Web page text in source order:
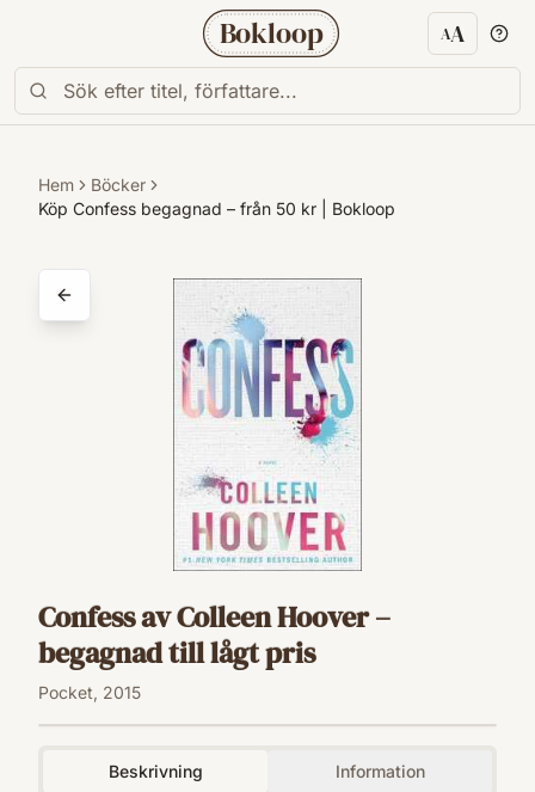
Bokloop AA
Hem
Böcker
Köp Confess begagnad – från 50 kr | Bokloop
Confess av Colleen Hoover –
begagnad till lågt pris
Pocket, 2015
Beskrivning Information